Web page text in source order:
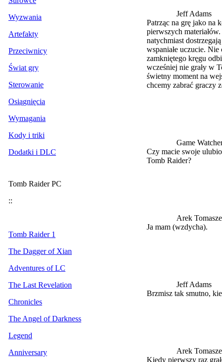
Wyzwania
Artefakty
Przeciwnicy
Świat gry
Sterowanie
Osiągnięcia
Wymagania
Kody i triki
Dodatki i DLC
Tomb Raider PC
::
Tomb Raider 1
The Dagger of Xian
Adventures of LC
The Last Revelation
Chronicles
The Angel of Darkness
Legend
Anniversary
Jeff Adams
Patrząc na grę jako na
pierwszych
natychmiast
wspaniałe uczucie.
zamkniętego kręgu
wcześniej nie grały w
świetny moment na
chcemy zabrać graczy
Game
Czy macie swoje
Tomb Raider?
Arek
Ja mam (wzdycha).
Jeff Adams
Brzmisz tak smutno,
Arek
Kiedy pierwszy raz